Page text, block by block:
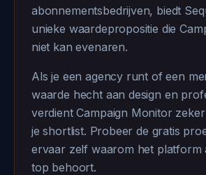
abonnementsbedrijven, biedt
unieke waardepropositie die
niet kan evenaren.
Als je een agency runt of een
waarde hecht aan design en
verdient Campaign Monitor
je shortlist. Probeer de gratis
ervaar zelf waarom het platform
top behoort.